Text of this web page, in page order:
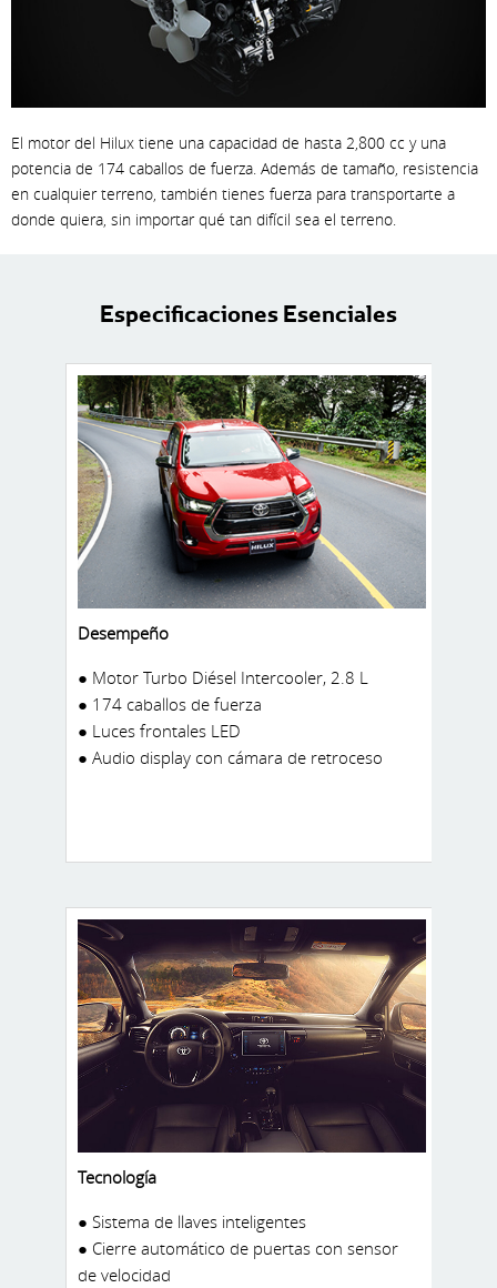
El motor del Hilux tiene una capacidad de hasta 2,800 cc y una
potencia de 174 caballos de fuerza. Además de tamaño, resistencia
en cualquier terreno, también tienes fuerza para transportarte a
donde quiera, sin importar qué tan difícil sea el terreno.
Especificaciones Esenciales
Desempeño
● Motor Turbo Diésel Intercooler, 2.8 L
● 174 caballos de fuerza
● Luces frontales LED
● Audio display con cámara de retroceso
Tecnología
● Sistema de llaves inteligentes
● Cierre automático de puertas con sensor
de velocidad